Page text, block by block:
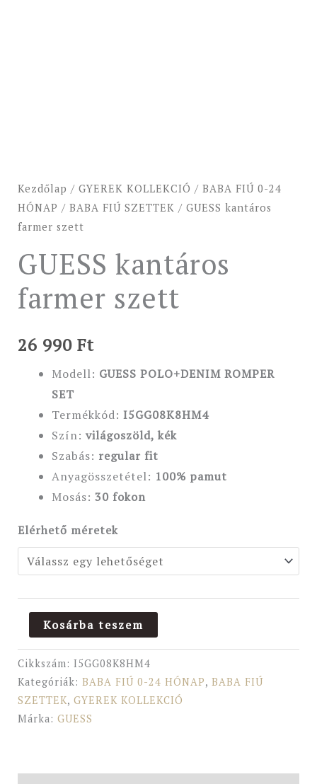
Kezdőlap / GYEREK KOLLEKCIÓ / BABA FIÚ 0-24
HÓNAP / BABA FIÚ SZETTEK / GUESS kantáros
farmer szett
GUESS kantáros
farmer szett
26 990 Ft
Modell: GUESS POLO+DENIM ROMPER
SET
Termékkód: I5GG08K8HM4
Szín: világoszöld, kék
Szabás: regular fit
Anyagösszetétel: 100% pamut
Mosás: 30 fokon
Elérhető méretek
Kosárba teszem
Cikkszám: I5GG08K8HM4
Kategóriák: BABA FIÚ 0-24 HÓNAP, BABA FIÚ
SZETTEK, GYEREK KOLLEKCIÓ
Márka: GUESS